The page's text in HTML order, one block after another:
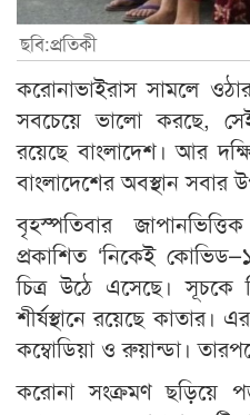
ছবি:প্রতিকী
করোনাভাইরাস সামলে
সবচেয়ে ভালো করছে,
রয়েছে বাংলাদেশ। আর
বাংলাদেশের অবস্থান সবার
বৃহস্পতিবার
প্রকাশিত ‘নিকেই
চিত্র উঠে এসেছে। সূচকে
শীর্ষস্থানে রয়েছে
কম্বোডিয়া ও রুয়ান্ডা।
করোনা সংক্রমণ ছড়িয়ে